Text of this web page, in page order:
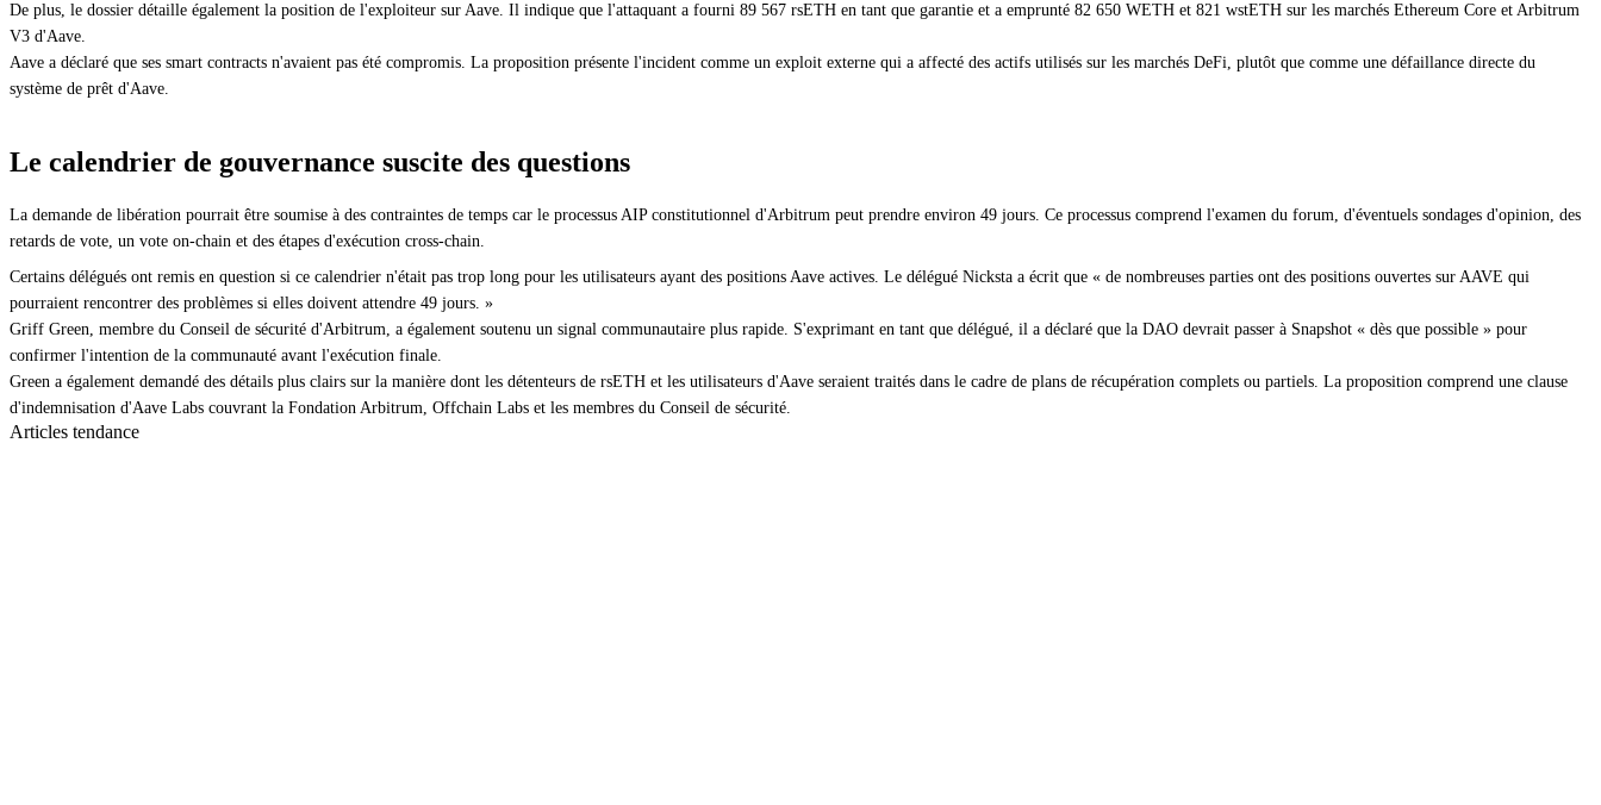
De plus, le dossier détaille également la position de l'exploiteur sur Aave. Il indique que l'attaquant a fourni 89 567 rsETH en tant que garantie et a emprunté 82 650 WETH et 821 wstETH sur les marchés Ethereum Core et Arbitrum
V3 d'Aave.
Aave a déclaré que ses smart contracts n'avaient pas été compromis. La proposition présente l'incident comme un exploit externe qui a affecté des actifs utilisés sur les marchés DeFi, plutôt que comme une défaillance directe du
système de prêt d'Aave.
Le calendrier de gouvernance suscite des questions
La demande de libération pourrait être soumise à des contraintes de temps car le processus AIP constitutionnel d'Arbitrum peut prendre environ 49 jours. Ce processus comprend l'examen du forum, d'éventuels sondages d'opinion, des
retards de vote, un vote on-chain et des étapes d'exécution cross-chain.
Certains délégués ont remis en question si ce calendrier n'était pas trop long pour les utilisateurs ayant des positions Aave actives. Le délégué Nicksta a écrit que « de nombreuses parties ont des positions ouvertes sur AAVE qui
pourraient rencontrer des problèmes si elles doivent attendre 49 jours. »
Griff Green, membre du Conseil de sécurité d'Arbitrum, a également soutenu un signal communautaire plus rapide. S'exprimant en tant que délégué, il a déclaré que la DAO devrait passer à Snapshot « dès que possible » pour
confirmer l'intention de la communauté avant l'exécution finale.
Green a également demandé des détails plus clairs sur la manière dont les détenteurs de rsETH et les utilisateurs d'Aave seraient traités dans le cadre de plans de récupération complets ou partiels. La proposition comprend une clause
d'indemnisation d'Aave Labs couvrant la Fondation Arbitrum, Offchain Labs et les membres du Conseil de sécurité.
Articles tendance